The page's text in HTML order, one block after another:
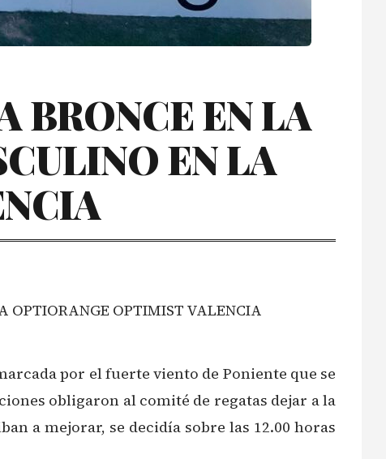
BRONCE EN LA
EN LA
OPTIORANGE OPTIMIST VALENCIA
por el fuerte viento de Poniente que se
obligaron al comité de regatas dejar a la
a mejorar, se decidía sobre las 12.00 horas